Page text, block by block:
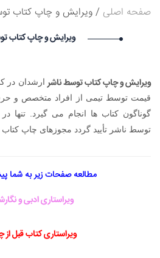
استخدام شما با موفقیت انجام شد ساعت ۱۶:۴۴:۵۳ تاریخ ۱۴۰۵/۵/۱۶
۱۴۰۵/۵/۱۶
صفحه اصلی ویرایش و چاپ کتاب
ویرایش و چاپ کتاب
ویرایش و چاپ کتاب توسط ناشر ارشدان در
قیمت توسط تیمی از افراد متخصص و
گوناگون کتاب ها انجام می گیرد. تنها
توسط ناشر تأیید گردد مجوزهای چاپ کتاب
مطالعه صفحات زیر به شما
ویراستاری ادبی و
ویراستاری کتاب قبل